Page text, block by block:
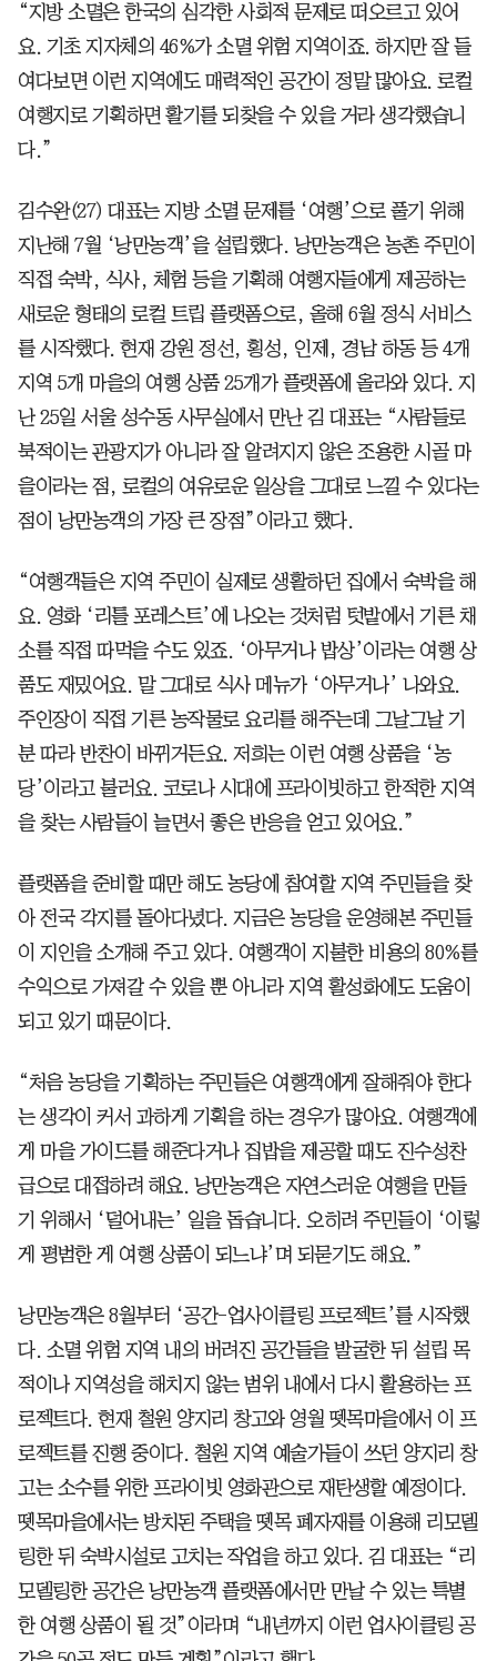
“지방 소멸은 한국의 심각한 사회적 문제로 떠오르고 있어
요. 기초 지자체의 46%가 소멸 위험 지역이죠. 하지만 잘 들
여다보면 이런 지역에도 매력적인 공간이 정말 많아요. 로컬
여행지로 기획하면 활기를 되찾을 수 있을 거라 생각했습니
다.”
김수완(27) 대표는 지방 소멸 문제를 ‘여행’으로 풀기 위해
지난해 7월 ‘낭만농객’을 설립했다. 낭만농객은 농촌 주민이
직접 숙박, 식사, 체험 등을 기획해 여행자들에게 제공하는
새로운 형태의 로컬 트립 플랫폼으로, 올해 6월 정식 서비스
를 시작했다. 현재 강원 정선, 횡성, 인제, 경남 하동 등 4개
지역 5개 마을의 여행 상품 25개가 플랫폼에 올라와 있다. 지
난 25일 서울 성수동 사무실에서 만난 김 대표는 “사람들로
북적이는 관광지가 아니라 잘 알려지지 않은 조용한 시골 마
을이라는 점, 로컬의 여유로운 일상을 그대로 느낄 수 있다는
점이 낭만농객의 가장 큰 장점”이라고 했다.
“여행객들은 지역 주민이 실제로 생활하던 집에서 숙박을 해
요. 영화 ‘리틀 포레스트’에 나오는 것처럼 텃밭에서 기른 채
소를 직접 따먹을 수도 있죠. ‘아무거나 밥상’이라는 여행 상
품도 재밌어요. 말 그대로 식사 메뉴가 ‘아무거나’ 나와요.
주인장이 직접 기른 농작물로 요리를 해주는데 그날그날 기
분 따라 반찬이 바뀌거든요. 저희는 이런 여행 상품을 ‘농
당’이라고 불러요. 코로나 시대에 프라이빗하고 한적한 지역
을 찾는 사람들이 늘면서 좋은 반응을 얻고 있어요.”
플랫폼을 준비할 때만 해도 농당에 참여할 지역 주민들을 찾
아 전국 각지를 돌아다녔다. 지금은 농당을 운영해본 주민들
이 지인을 소개해 주고 있다. 여행객이 지불한 비용의 80%를
수익으로 가져갈 수 있을 뿐 아니라 지역 활성화에도 도움이
되고 있기 때문이다.
“처음 농당을 기획하는 주민들은 여행객에게 잘해줘야 한다
는 생각이 커서 과하게 기획을 하는 경우가 많아요. 여행객에
게 마을 가이드를 해준다거나 집밥을 제공할 때도 진수성찬
급으로 대접하려 해요. 낭만농객은 자연스러운 여행을 만들
기 위해서 ‘덜어내는’ 일을 돕습니다. 오히려 주민들이 ‘이렇
게 평범한 게 여행 상품이 되느냐’며 되묻기도 해요.”
낭만농객은 8월부터 ‘공간-업사이클링 프로젝트’를 시작했
다. 소멸 위험 지역 내의 버려진 공간들을 발굴한 뒤 설립 목
적이나 지역성을 해치지 않는 범위 내에서 다시 활용하는 프
로젝트다. 현재 철원 양지리 창고와 영월 뗏목마을에서 이 프
로젝트를 진행 중이다. 철원 지역 예술가들이 쓰던 양지리 창
고는 소수를 위한 프라이빗 영화관으로 재탄생할 예정이다.
뗏목마을에서는 방치된 주택을 뗏목 폐자재를 이용해 리모델
링한 뒤 숙박시설로 고치는 작업을 하고 있다. 김 대표는 “리
모델링한 공간은 낭만농객 플랫폼에서만 만날 수 있는 특별
한 여행 상품이 될 것”이라며 “내년까지 이런 업사이클링 공